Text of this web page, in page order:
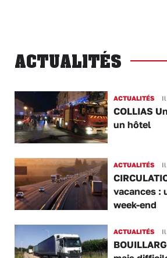
ACTUALITÉS
ACTUALITÉS Il
COLLIAS
un hôtel
ACTUALITÉS Il
vacances :
week-end
ACTUALITÉS Il